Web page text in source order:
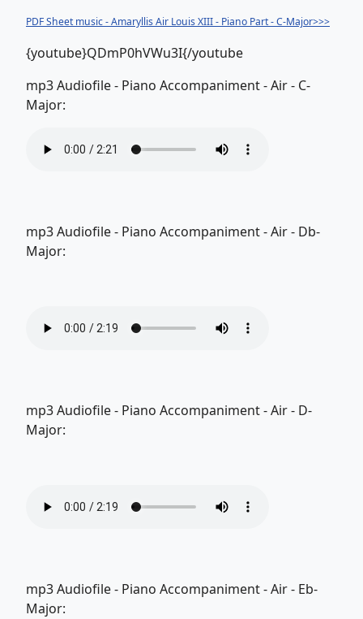
PDF Sheet music - Amaryllis Air Louis XIII - Piano Part - C-Major>>>
{youtube}QDmP0hVWu3I{/youtube
mp3 Audiofile - Piano Accompaniment - Air - C-
Major:
mp3 Audiofile - Piano Accompaniment - Air - Db-
Major:
mp3 Audiofile - Piano Accompaniment - Air - D-
Major:
mp3 Audiofile - Piano Accompaniment - Air - Eb-
Major: